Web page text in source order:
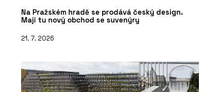
Na Pražském hradě se prodává český design.
Mají tu nový obchod se suvenýry
21. 7. 2026